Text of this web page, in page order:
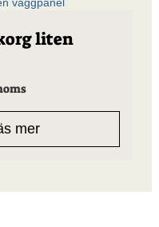
liten
mer